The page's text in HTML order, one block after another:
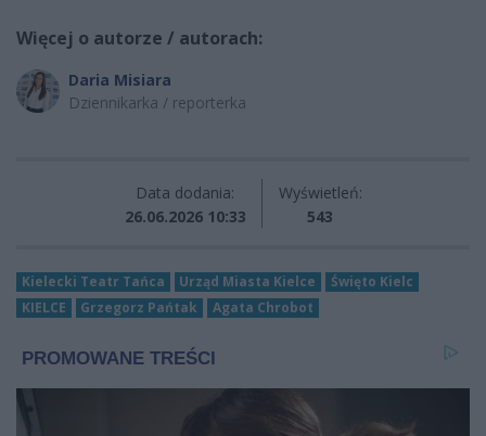
Więcej o autorze / autorach:
Daria Misiara
Dziennikarka / reporterka
Data dodania:
26.06.2026 10:33
Wyświetleń:
543
Kielecki Teatr Tańca Urząd Miasta Kielce
Święto Kielc
KIELCE
Grzegorz Pańtak Agata Chrobot